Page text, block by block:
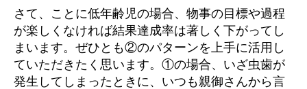
さて、ことに低年齢児の場合、物事の目標や過程
が楽しくなければ結果達成率は著しく下がってし
まいます。ぜひとも②のパターンを上手に活用し
ていただきたく思います。①の場合、いざ虫歯が
発生してしまったときに、いつも親御さんから言